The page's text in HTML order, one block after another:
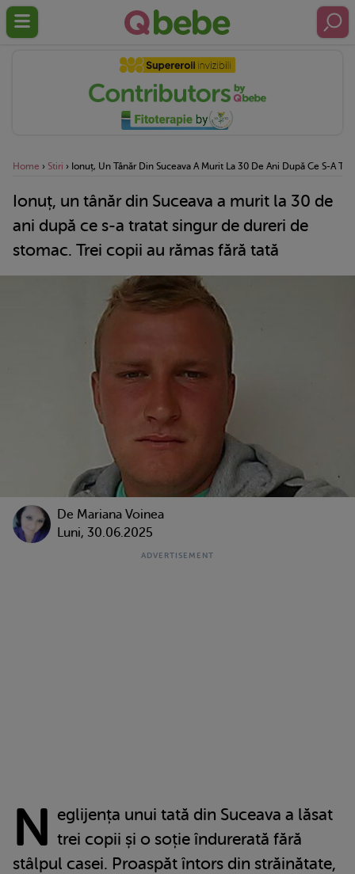
Home › Stiri › Ionuț, Un Tânăr Din Suceava A Murit La 30 De Ani După Ce S-A
Ionuț, un tânăr din Suceava a murit la 30 de
ani după ce s-a tratat singur de dureri de
stomac. Trei copii au rămas fără tată
De Mariana Voinea
Luni, 30.06.2025
N eglijența unui tată din Suceava a lăsat
trei copii și o soție îndurerată fără
stâlpul casei. Proaspăt întors din străinătate,